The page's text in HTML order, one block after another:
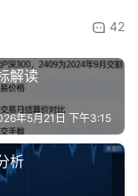
42
解读
年5月21日 下午3:15
析